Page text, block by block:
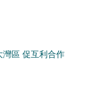
區 促互利合作